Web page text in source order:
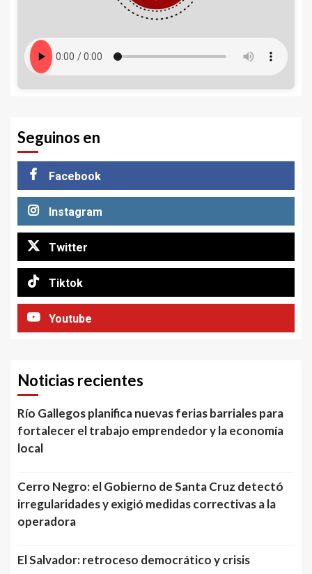
Seguinos en
Facebook
Instagram
Twitter
Tiktok
Youtube
Noticias recientes
Río Gallegos planifica nuevas ferias barriales para
fortalecer el trabajo emprendedor y la economía
local
Cerro Negro: el Gobierno de Santa Cruz detectó
irregularidades y exigió medidas correctivas a la
operadora
El Salvador: retroceso democrático y crisis